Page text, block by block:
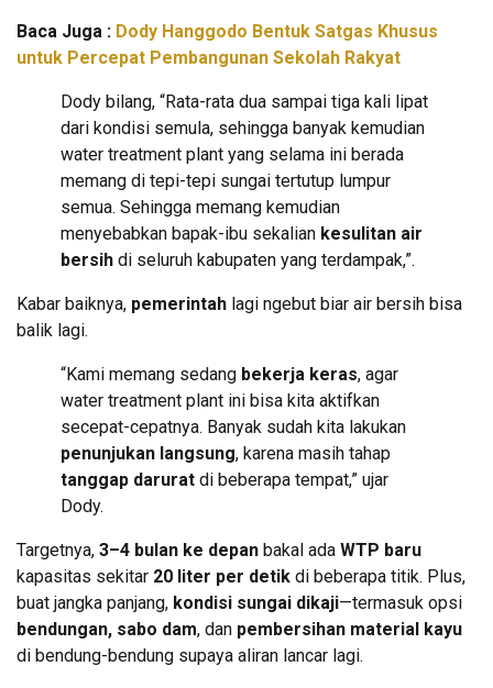
Baca Juga : Dody Hanggodo Bentuk Satgas Khusus
untuk Percepat Pembangunan Sekolah Rakyat
Dody bilang, “Rata-rata dua sampai tiga kali lipat
dari kondisi semula, sehingga banyak kemudian
water treatment plant yang selama ini berada
memang di tepi-tepi sungai tertutup lumpur
semua. Sehingga memang kemudian
menyebabkan bapak-ibu sekalian kesulitan air
bersih di seluruh kabupaten yang terdampak,”.
Kabar baiknya, pemerintah lagi ngebut biar air bersih bisa
balik lagi.
“Kami memang sedang bekerja keras, agar
water treatment plant ini bisa kita aktifkan
secepat-cepatnya. Banyak sudah kita lakukan
penunjukan langsung, karena masih tahap
tanggap darurat di beberapa tempat,” ujar
Dody.
Targetnya, 3–4 bulan ke depan bakal ada WTP baru
kapasitas sekitar 20 liter per detik di beberapa titik. Plus,
buat jangka panjang, kondisi sungai dikaji—termasuk opsi
bendungan, sabo dam, dan pembersihan material kayu
di bendung-bendung supaya aliran lancar lagi.